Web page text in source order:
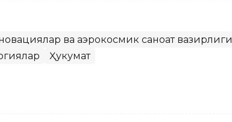
ва аэрокосмик саноат вазирлиги
Ҳукумат